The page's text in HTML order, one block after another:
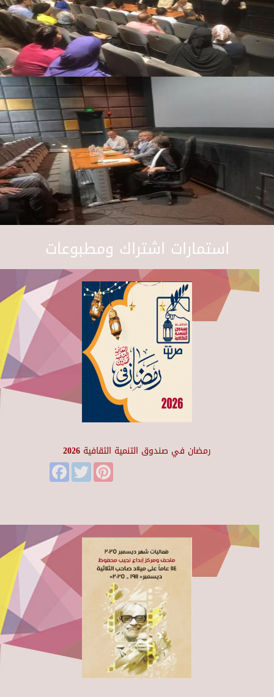
استمارات اشتراك ومطبوعات
رمضان في صندوق التنمية الثقافية 2026
FacebookTwitter